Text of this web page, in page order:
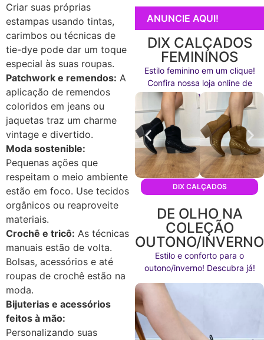
Criar suas próprias
estampas usando tintas,
carimbos ou técnicas de
tie-dye pode dar um toque
especial às suas roupas.
Patchwork e remendos: A
aplicação de remendos
coloridos em jeans ou
jaquetas traz um charme
vintage e divertido.
Moda sostenible:
Pequenas ações que
respeitam o meio ambiente
estão em foco. Use tecidos
orgânicos ou reaproveite
materiais.
Crochê e tricô: As técnicas
manuais estão de volta.
Bolsas, acessórios e até
roupas de crochê estão na
moda.
Bijuterias e acessórios
feitos à mão:
Personalizando suas
ANUNCIE AQUI!
DIX CALÇADOS
FEMININOS
Estilo feminino em um clique!
Confira nossa loja online de
calçados agora mesmo!
DIX CALÇADOS
DE OLHO NA
COLEÇÃO
OUTONO/INVERNO
Estilo e conforto para o
outono/inverno! Descubra já!